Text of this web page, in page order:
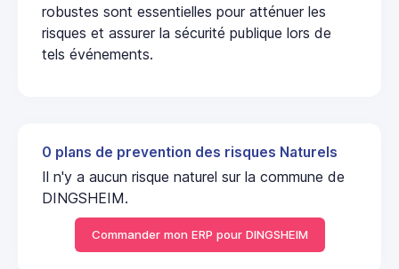
robustes sont essentielles pour atténuer les
risques et assurer la sécurité publique lors de
tels événements.
0 plans de prevention des risques Naturels
Il n'y a aucun risque naturel sur la commune de
DINGSHEIM.
Commander mon ERP pour DINGSHEIM